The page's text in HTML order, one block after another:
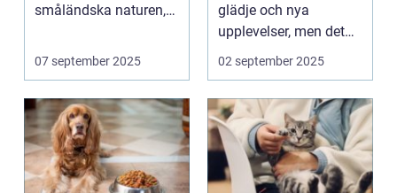
småländska naturen,
07 september 2025
glädje och nya
upplevelser, men det
st&aum...
02 september 2025